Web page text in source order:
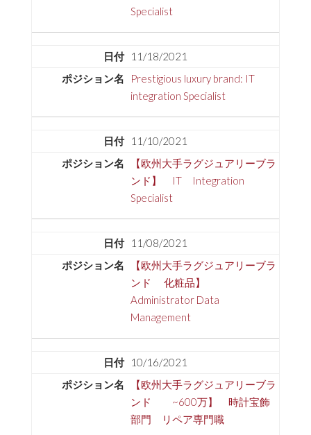
Specialist
11/18/2021
Prestigious luxury brand: IT
integration Specialist
11/10/2021
【欧州大手ラグジュアリーブラ
ンド】 IT Integration
Specialist
11/08/2021
【欧州大手ラグジュアリーブラ
ンド 化粧品】
Administrator Data
Management
10/16/2021
【欧州大手ラグジュアリーブラ
ンド ~600万】 時計宝飾
部門 リペア専門職